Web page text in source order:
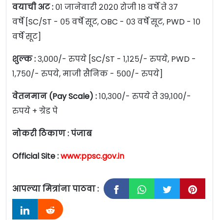
वयाची अट : ०१ जानेवारी २०२० रोजी १८ वर्षे ते ३७
वर्षे [SC/ST - ०५ वर्षे सूट, OBC - ०३ वर्षे सूट, PWD - १०
वर्षे सूट]
शुल्क :३,०००/- रुपये [SC/ST - १,१२५/- रुपये, PWD -
१,७५०/- रुपये, माजी सैनिक - ५००/- रुपये]
वेतनमान (Pay Scale) :१०,३००/- रुपये ते ३९,१००/-
रुपये + ग्रेड पे
नोकरी ठिकाण :पंजाब
Official Site :www:ppsc.gov.in
आपल्या मित्रांना पाठवा :